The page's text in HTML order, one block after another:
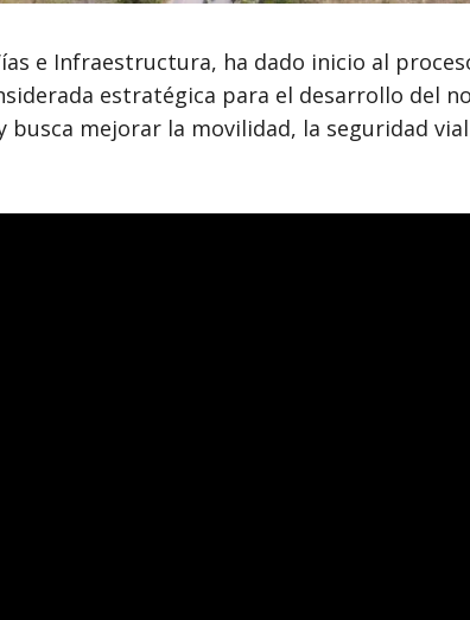
e Infraestructura, ha dado inicio al
estratégica para el desarrollo del
busca mejorar la movilidad, la seguridad